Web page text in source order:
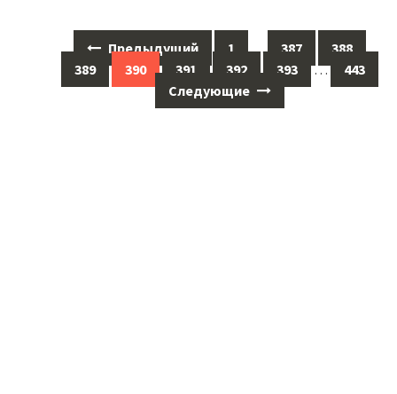
Навигация
сообщениям
Предыдущий 1 … 387
388
389
390 391 392 393 …
443
Следующие